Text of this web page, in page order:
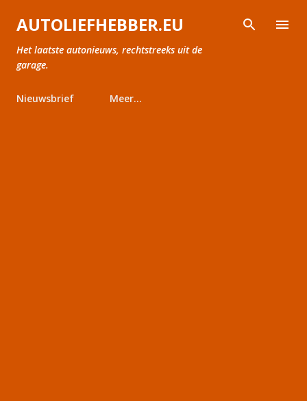
Doorgaan naar hoofdcontent
AUTOLIEFHEBBER.EU
Het laatste autonieuws, rechtstreeks uit de
garage.
Nieuwsbrief Meer…